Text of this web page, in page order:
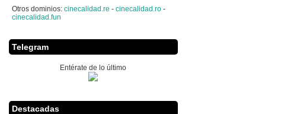
Otros dominios: cinecalidad.re - cinecalidad.ro-
cinecalidad.fun
Telegram
Entérate de lo último
Destacadas